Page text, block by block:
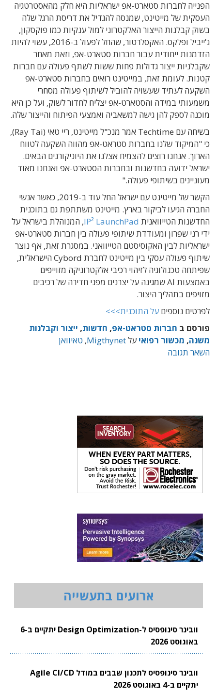
הפנייה לחברות סטארט-אפ ישראליות היא חלק מהאסטרטגיה
העסקית של מייטינט, שמנסה להגדיל את דריסת הרגל שלה
בשוק קבלנות הייצור האלקטרוני למול ענקיות כמו פוקסקון,
ג'ייביל ופלקס. האקסלרטור, שהחל לפעול ב-2016, עשוי להיות
הזדמנות ייחודית עבור חברות סטארט-אפ, וזאת מאחר
שקבלניות ייצור גדולות פחות ששות לשתף פעולה עם חברות
קטנות. לעומת זאת, במייטינט רואים בחברות סטארט-אפ
השקעה לעתיד שעשויה להוביל לשיתוף פעולה מסחרי
משמעותי במידה והסטארט-אפ יצליח לחדור לשוק, ועל כן היא
מוכנה לספק להן גישה למשאביה ואמצעי הפיתוח והייצור שלה.
בשיחה עם Techtime אמר מנכ"ל מייטינט, ריי טאי (Ray Tai),
כי "המיקוד שלנו בחברות סטראט-אפ מהווה השקעה לטווח
הארוך. אנחנו רוצים להצמיח אצלנו את היוניקורנים הבאים.
ישראל ידועה בחדשנות ובחברות הסטארט-אפ ואנחנו מאוד
מעוניינים בשיתופי פעולה."
הקשר של מייטינט עם ישראל החל עוד ב-2019, כאשר אנשי
החברה הגיעו לביקור בארץ. מייטינט משתתפת גם בתוכנית
החדשנות הטייוואנית IP² LaunchPad, המנוהלת בישראל על
ידי רני שפרון ומעודדת שיתופי פעולה בין חברות סטארט-אפ
ישראליות לבין האקוסיסטם הטייוואני. במסגרת זאת, אף נוצר
שיתוף פעולה עסקי בין מייטינט לחברת Cybord הישראלית,
שפיתחה טכנולוגיה לזיהוי רכיבי אלקטרוניקה מזוייפים
באמצעות AI שמגינה על יצרנים מפני חדירה של רכיבים
מזויפים בתהליך היצור.
לפרטים נוספים על התוכנית>>>
פורסם ב חברות סטראט-אפ, חדשות, ייצור וקבלנות
משנה, מכשור רפואי עלMigthynet
, טאיוואן
השאר תגובה
ארועים בתעשייה
וובינר סינופסיס ל-Design Optimization יתקיים ב-6
באוגוסט 2026
וובינר סינופסיס לתכנון שבבים במודל Agile CI/CD
יתקיים ב-4 באוגוסט 2026